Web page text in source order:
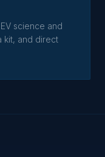
science and
kit, and direct